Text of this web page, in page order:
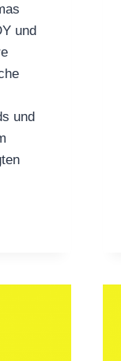
und
und